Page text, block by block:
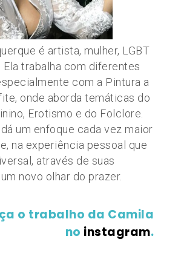
é artista, mulher, LGBT
Ela trabalha com diferentes
com a Pintura a
onde aborda temáticas do
Erotismo e do Folclore.
um enfoque cada vez maior
na experiência pessoal que
através de suas
novo olhar do prazer.
o trabalho da Camila
no instagram.